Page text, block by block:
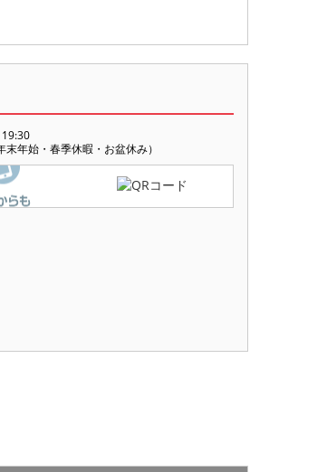
年始・春季休暇・お盆休み）